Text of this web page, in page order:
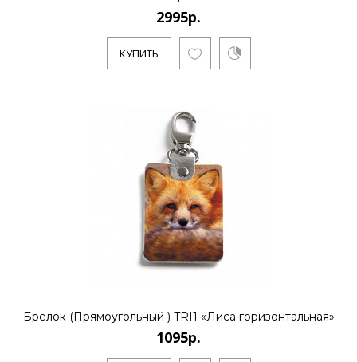
2995р.
КУПИТЬ
Брелок (Прямоугольный ) TRI1 «Лиса горизонтальная»
1095р.